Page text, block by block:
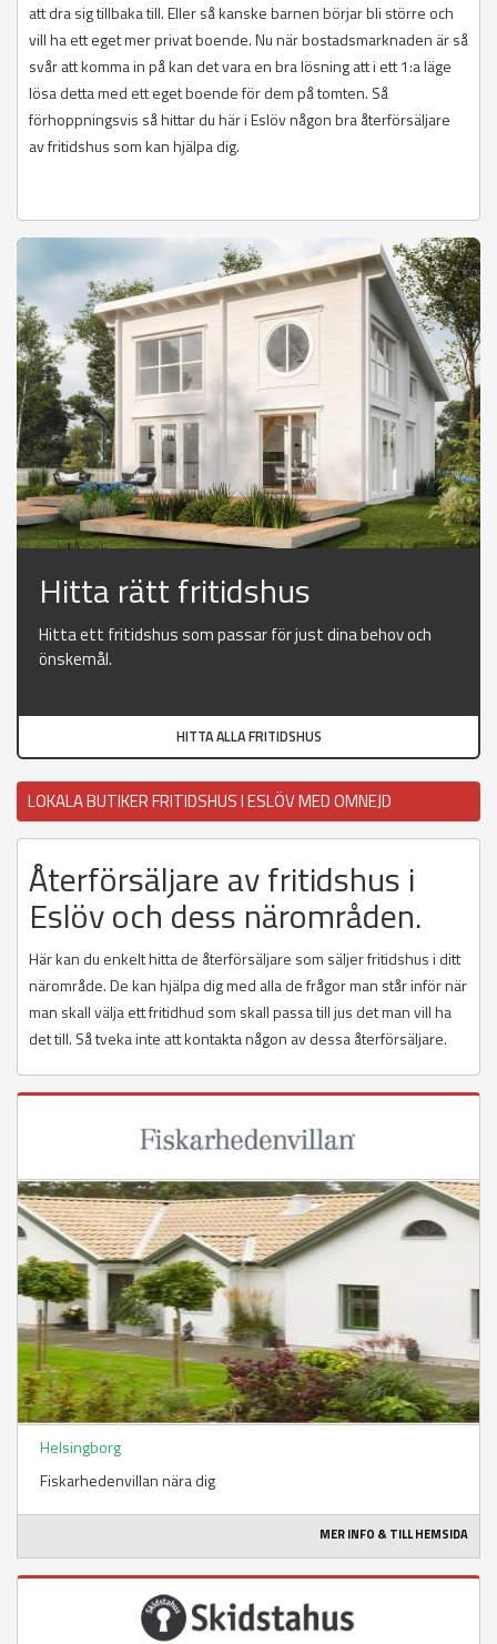
att dra sig tillbaka till. Eller så kanske barnen börjar bli större och
vill ha ett eget mer privat boende. Nu när bostadsmarknaden är så
svår att komma in på kan det vara en bra lösning att i ett 1:a läge
lösa detta med ett eget boende för dem på tomten. Så
förhoppningsvis så hittar du här i Eslöv någon bra återförsäljare
av fritidshus som kan hjälpa dig.
Hitta rätt fritidshus
Hitta ett fritidshus som passar för just dina behov och
önskemål.
HITTA ALLA FRITIDSHUS
LOKALA BUTIKER FRITIDSHUS I ESLÖV MED OMNEJD
Återförsäljare av fritidshus i
Eslöv och dess närområden.
Här kan du enkelt hitta de återförsäljare som säljer fritidshus i ditt
närområde. De kan hjälpa dig med alla de frågor man står inför när
man skall välja ett fritidhud som skall passa till jus det man vill ha
det till. Så tveka inte att kontakta någon av dessa återförsäljare.
Helsingborg
Fiskarhedenvillan nära dig
MER INFO & TILL HEMSIDA